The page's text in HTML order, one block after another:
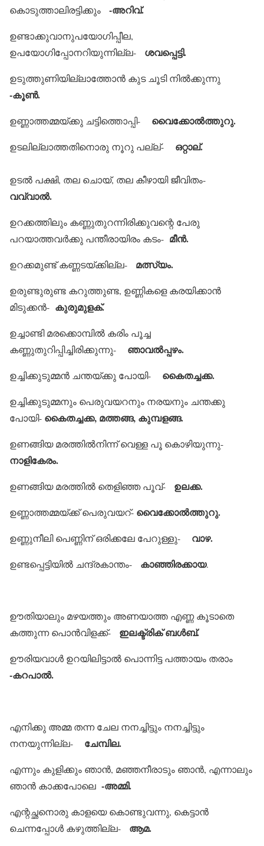
കൊടുത്താലിരട്ടിക്കും -അറിവ്.
ഉണ്ടാക്കുവാനുപയോഗിപ്പീല,
ഉപയോഗിപ്പോനറിയുന്നില്ല- ശവപ്പെട്ടി.
ഉടുത്തുണിയില്ലാത്തോന്‍ കുട ചൂടി നില്‍ക്കുന്നു
-കൂണ്‍.
ഉണ്ണാത്തമ്മയ്ക്കു ചട്ടിത്തൊപ്പി- വൈക്കോല്‍ത്തുറു.
ഉടലില്ലാത്തതിനൊരു നൂറു പല്ല്- ഒറ്റാല്.
ഉടല്‍ പക്ഷി, തല ചൊയ്, തല കീഴായി ജീവിതം-
വവ്വാല്‍.
ഉറക്കത്തിലും കണ്ണുതുറന്നിരിക്കുവന്റെ പേരു
പറയാത്തവര്‍ക്കു പന്തീരായിരം കടം- മീന്‍.
ഉറക്കമുണ്ട് കണ്ണടയ്ക്കില്ല- മത്സ്യം.
ഉരുണ്ടുരുണ്ട കറുത്തുണ്ട, ഉണ്ണികളെ കരയിക്കാന്‍
മിടുക്കന്‍- കുരുമുളക്.
ഉച്ചാണ്ടി മരക്കൊമ്പില്‍ കരിം പൂച്ച
കണ്ണുതുറിപ്പിച്ചിരിക്കുന്നു- ഞാവല്‍പ്പഴം.
ഉച്ചിക്കുടുമ്മന്‍ ചന്തയ്ക്കു പോയി- കൈതച്ചക്ക.
ഉച്ചിക്കുടുമ്മനും പെരുവയറനും നരയനും ചന്തക്കു
പോയി- കൈതച്ചക്ക, മത്തങ്ങ, കുമ്പളങ്ങ.
ഉണങ്ങിയ മരത്തില്‍നിന്ന് വെള്ള പൂ കൊഴിയുന്നു-
നാളികേരം.
ഉണങ്ങിയ മരത്തില്‍ തെളിഞ്ഞ പൂവ്- ഉലക്ക.
ഉണ്ണാത്തമ്മയ്ക്ക് പെരുവയറ്- വൈക്കോല്‍ത്തുറു.
ഉണ്ണുനീലി പെണ്ണിന് ഒരിക്കലേ പേറുള്ളു- വാഴ.
ഉണ്ടപ്പെട്ടിയില്‍ ചന്ദ്രകാന്തം- കാഞ്ഞിരക്കായ.
ഊതിയാലും മഴയത്തും അണയാത്ത എണ്ണ കൂടാതെ
കത്തുന്ന പൊന്‍വിളക്ക്-
ഇലക്ട്രിക് ബള്‍ബ്.
ഊരിയവാള്‍ ഉറയിലിട്ടാല്‍ പൊന്നിട്ട പത്തായം തരാം
-കറപാല്‍.
എനിക്കു അമ്മ തന്ന ചേല നനച്ചിട്ടും നനച്ചിട്ടും
നനയുന്നില്ല- ചേമ്പില.
എന്നും കുളിക്കും ഞാന്‍, മഞ്ഞനീരാടും ഞാന്‍, എന്നാലും
ഞാന്‍ കാക്കപോലെ -അമ്മി.
എന്റച്ഛനൊരു കാളയെ കൊണ്ടുവന്നു, കെട്ടാന്‍
ചെന്നപ്പോള്‍ കഴുത്തില്ല- ആമ.